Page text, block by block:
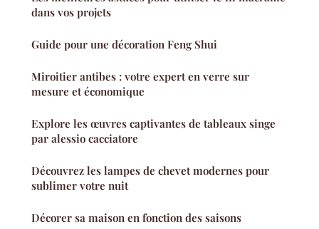
dans vos projets
Guide pour une décoration Feng Shui
Miroitier antibes : votre expert en verre sur
mesure et économique
Explore les œuvres captivantes de tableaux singe
par alessio cacciatore
Découvrez les lampes de chevet modernes pour
sublimer votre nuit
Décorer sa maison en fonction des saisons